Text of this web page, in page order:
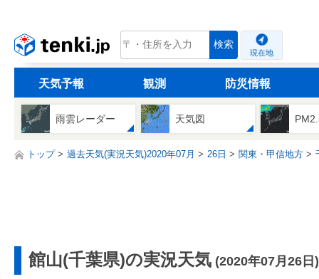
tenki.jp 検索
現在地
天気予報 観測 防災情報
雨雲レーダー 天気図
トップ 過去天気(実況天気)2020年07月 26日 関東・甲信地方
館山(千葉県)の実況天気 (2020年07月26日)